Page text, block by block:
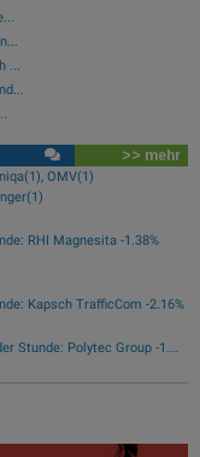
...
>> mehr
OMV(1)
RHI Magnesita -1.38%
Kapsch TrafficCom -2.16%